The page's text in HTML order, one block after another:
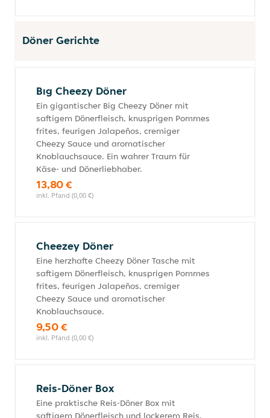
Döner Gerichte
Bıg Cheezy Döner
Ein gigantischer Big Cheezy Döner mit
saftigem Dönerfleisch, knusprigen Pommes
frites, feurigen Jalapeños, cremiger
Cheezy Sauce und aromatischer
Knoblauchsauce. Ein wahrer Traum für
Käse- und Dönerliebhaber.
13,80 €
inkl. Pfand (0,00 €)
Cheezey Döner
Eine herzhafte Cheezy Döner Tasche mit
saftigem Dönerfleisch, knusprigen Pommes
frites, feurigen Jalapeños, cremiger
Cheezy Sauce und aromatischer
Knoblauchsauce.
9,50 €
inkl. Pfand (0,00 €)
Reis-Döner Box
Eine praktische Reis-Döner Box mit
saftigem Dönerfleisch und lockerem Reis.